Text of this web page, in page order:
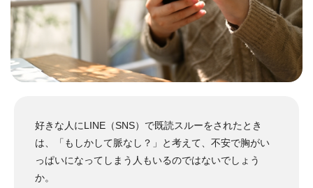
好きな人にLINE（SNS）で既読スルーをされたとき
は、「もしかして脈なし？」と考えて、不安で胸がい
っぱいになってしまう人もいるのではないでしょう
か。